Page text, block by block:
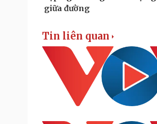
Tin liên quan